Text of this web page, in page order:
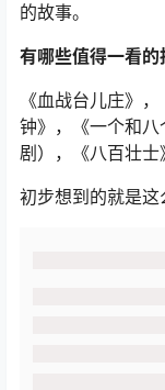
的故事。
有哪些值得一看
《血战台儿庄》
钟》，《一个和
剧），《八百壮
初步想到的就是这